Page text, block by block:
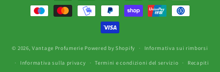
pagamento
© 2026,Vantage Profumerie Powered by Shopify Informativa sui rimborsi
Informativa sulla privacy Termini e condizioni del servizio Recapiti